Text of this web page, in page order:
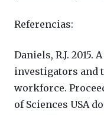
Referencias:
Daniels, R.J. 2015.
investigators and
workforce.
of Sciences USA